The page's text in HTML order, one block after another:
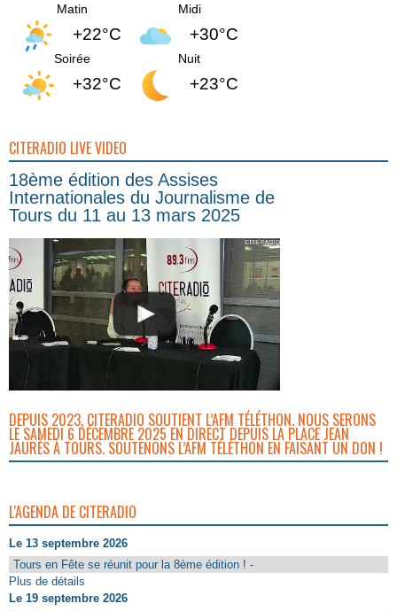
Matin
+22°C
Midi
+30°C
Soirée
+32°C
Nuit
+23°C
CITERADIO LIVE VIDEO
18ème édition des Assises
Internationales du Journalisme de
Tours du 11 au 13 mars 2025
DEPUIS 2023, CITERADIO SOUTIENT L’AFM TÉLÉTHON. NOUS SERONS
LE SAMEDI 6 DÉCEMBRE 2025 EN DIRECT DEPUIS LA PLACE JEAN
JAURÈS À TOURS. SOUTENONS L’AFM TÉLÉTHON EN FAISANT UN DON !
L'AGENDA DE CITERADIO
Le 13 septembre 2026
Tours en Fête se réunit pour la 8ème édition ! -
Plus de détails
Le 19 septembre 2026